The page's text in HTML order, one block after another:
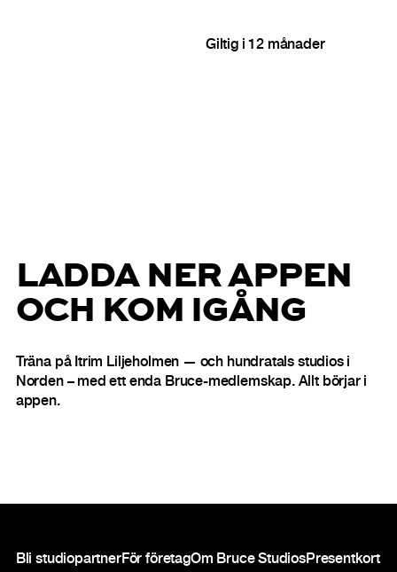
Giltig i 12 månader
LADDA NER APPEN
OCH KOM IGÅNG
Träna på Itrim Liljeholmen — och hundratals studios i
Norden – med ett enda Bruce-medlemskap. Allt börjar i
appen.
Bli studiopartnerFör företagOm Bruce StudiosPresentkort